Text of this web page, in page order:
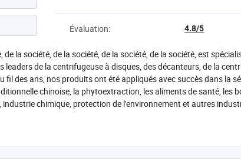
Évaluation: 4.8/5
la société, de la société, de la société, de la société, est
leaders de la centrifugeuse à disques, des décanteurs, de la
fil des ans, nos produits ont été appliqués avec succès dans la
chinoise, la phytoextraction, les aliments de santé, les
industrie chimique, protection de l'environnement et autres
notre société peut vous fournir un équipement de séparation